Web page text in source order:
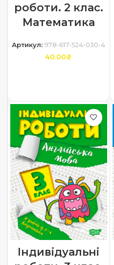
роботи. 2 клас.
Математика
Артикул:978-617-524-030-4
40.00₴
Індивідуальні